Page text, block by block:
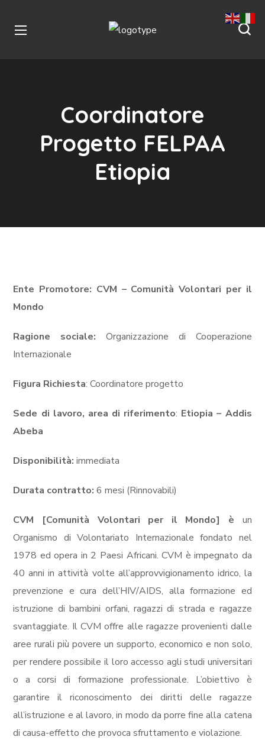
Coordinatore
Progetto FELPAA
Etiopia
Ente Promotore: CVM – Comunità Volontari per il
Mondo
Ragione sociale: Organizzazione di Cooperazione
Internazionale
Figura Richiesta: Coordinatore progetto
Sede di lavoro, area di riferimento: Etiopia – Addis
Abeba
Disponibilità:immediata
Durata contratto: 6 mesi (Rinnovabili)
CVM [Comunità Volontari per il Mondo] è un
Organismo di Volontariato Internazionale fondato nel
1978 ed opera in 2 Paesi Africani. CVM è impegnato da
40 anni in attività volte all’approvvigionamento idrico, la
prevenzione e cura dell’HIV/AIDS, alla formazione ed
istruzione di bambini orfani, ragazzi di strada e ragazze
svantaggiate. Il CVM offre alle ragazze provenienti dalle
aree rurali più povere un supporto, economico e non solo,
per rendere possibile il loro accesso agli studi universitari
o a corsi di formazione professionale. L’obiettivo è
garantire il riconoscimento dei diritti delle ragazze
all’istruzione e al lavoro, in modo da porre fine alla catena
di causa-effetto che provoca sfruttamento e violazione.